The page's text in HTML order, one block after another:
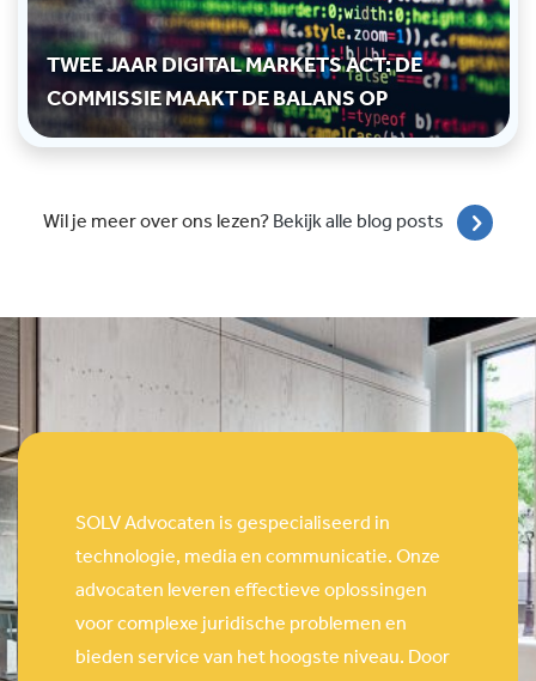
TWEE JAAR DIGITAL MARKETS ACT: DE
COMMISSIE MAAKT DE BALANS OP
Wil je meer over ons lezen? Bekijk alle blog posts
SOLV Advocaten is gespecialiseerd in
technologie, media en communicatie. Onze
advocaten leveren effectieve oplossingen
voor complexe juridische problemen en
bieden service van het hoogste niveau. Door